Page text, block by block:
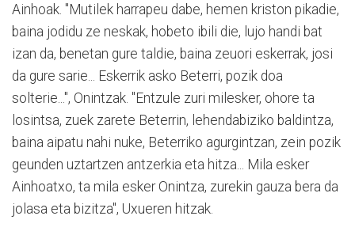
Ainhoak. "Mutilek harrapeu dabe, hemen kriston pikadie,
baina jodidu ze neskak, hobeto ibili die, lujo handi bat
izan da, benetan gure taldie, baina zeuori eskerrak, josi
da gure sarie... Eskerrik asko Beterri, pozik doa
solterie...", Onintzak. "Entzule zuri milesker, ohore ta
losintsa, zuek zarete Beterrin, lehendabiziko baldintza,
baina aipatu nahi nuke, Beterriko agurgintzan, zein pozik
geunden uztartzen antzerkia eta hitza... Mila esker
Ainhoatxo, ta mila esker Onintza, zurekin gauza bera da
jolasa eta bizitza", Uxueren hitzak.